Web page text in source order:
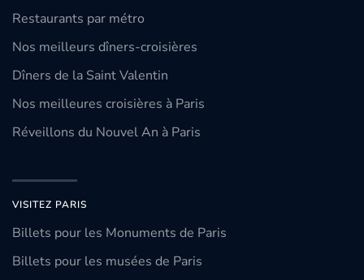
Restaurants par métro
Nos meilleurs dîners-croisières
Dîners de la Saint Valentin
Nos meilleures croisières à Paris
Réveillons du Nouvel An à Paris
VISITEZ PARIS
Billets pour les Monuments de Paris
Billets pour les musées de Paris